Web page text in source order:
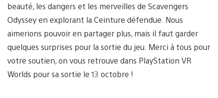
beauté, les dangers et les merveilles de Scavengers
Odyssey en explorant la Ceinture défendue. Nous
aimerions pouvoir en partager plus, mais il faut garder
quelques surprises pour la sortie du jeu. Merci à tous pour
votre soutien, on vous retrouve dans PlayStation VR
Worlds pour sa sortie le 13 octobre !